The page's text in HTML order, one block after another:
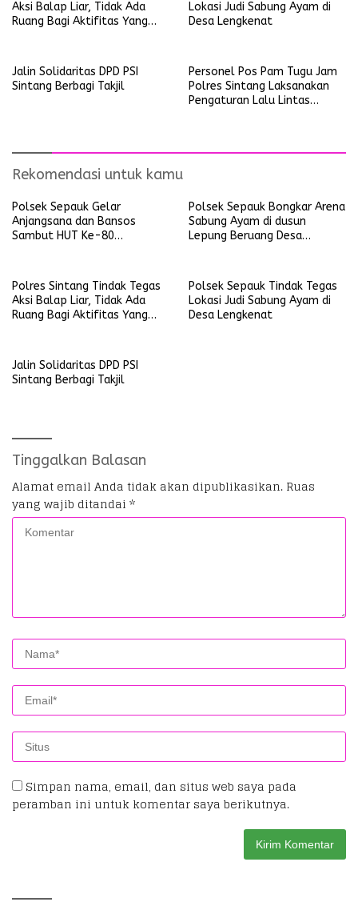
Aksi Balap Liar, Tidak Ada
Ruang Bagi Aktifitas Yang
Lokasi Judi Sabung Ayam di
Desa Lengkenat
Jalin Solidaritas DPD PSI
Sintang Berbagi Takjil
Personel Pos Pam Tugu Jam
Polres Sintang Laksanakan
Pengaturan Lalu Lintas
Rekomendasi untuk kamu
Polsek Sepauk Gelar
Anjangsana dan Bansos
Sambut HUT Ke-80
Polsek Sepauk Bongkar Arena
Sabung Ayam di dusun
Lepung Beruang Desa
Polres Sintang Tindak Tegas
Aksi Balap Liar, Tidak Ada
Ruang Bagi Aktifitas Yang
Polsek Sepauk Tindak Tegas
Lokasi Judi Sabung Ayam di
Desa Lengkenat
Jalin Solidaritas DPD PSI
Sintang Berbagi Takjil
Tinggalkan Balasan
Alamat email Anda tidak akan dipublikasikan. Ruas
yang wajib ditandai *
Simpan nama, email, dan situs web saya pada
peramban ini untuk komentar saya berikutnya.